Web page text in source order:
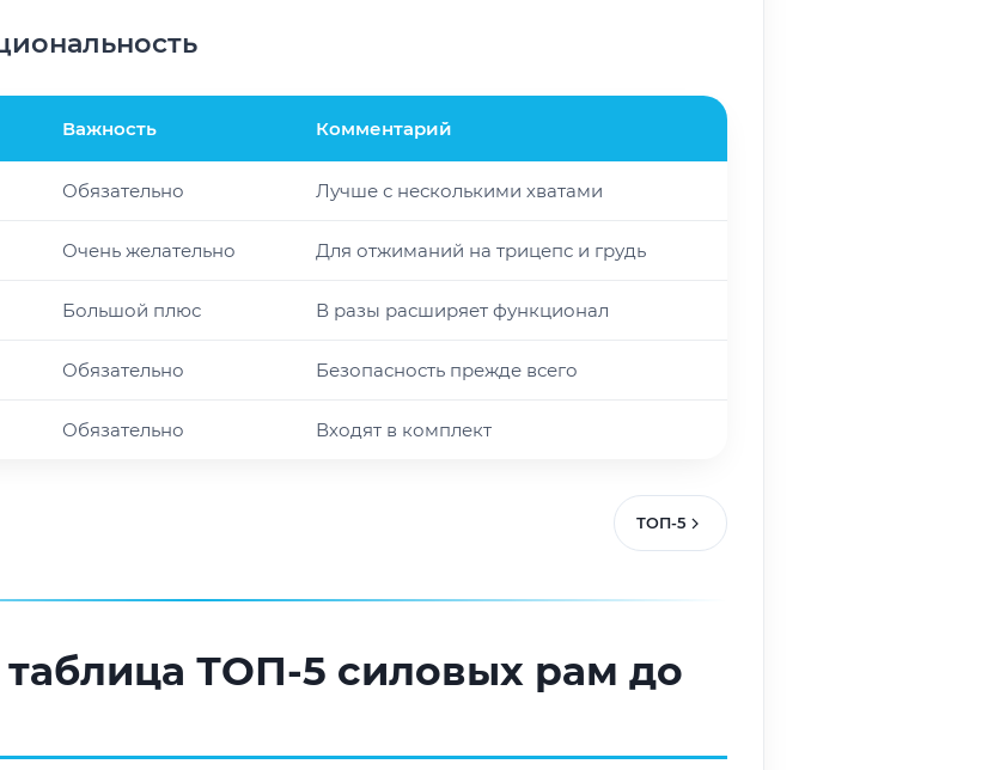
Важность Комментарий
Обязательно Лучше с несколькими хватами
Очень желательно Для отжиманий на трицепс и грудь
Большой плюс В разы расширяет функционал
Обязательно Безопасность прежде всего
Обязательно Входят в комплект
ТОП-5
ТОП-5 силовых рам до